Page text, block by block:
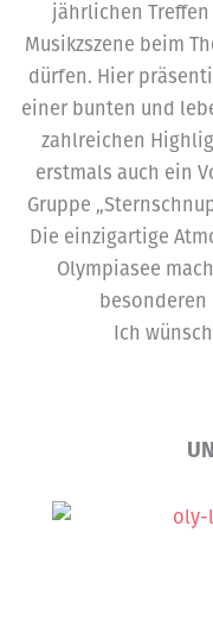
jährlichen
Musikzszene beim
dürfen. Hier
einer bunten und
zahlreichen
erstmals auch ein
Gruppe
Die einzigartige
Olympiasee
besonderen
Ich